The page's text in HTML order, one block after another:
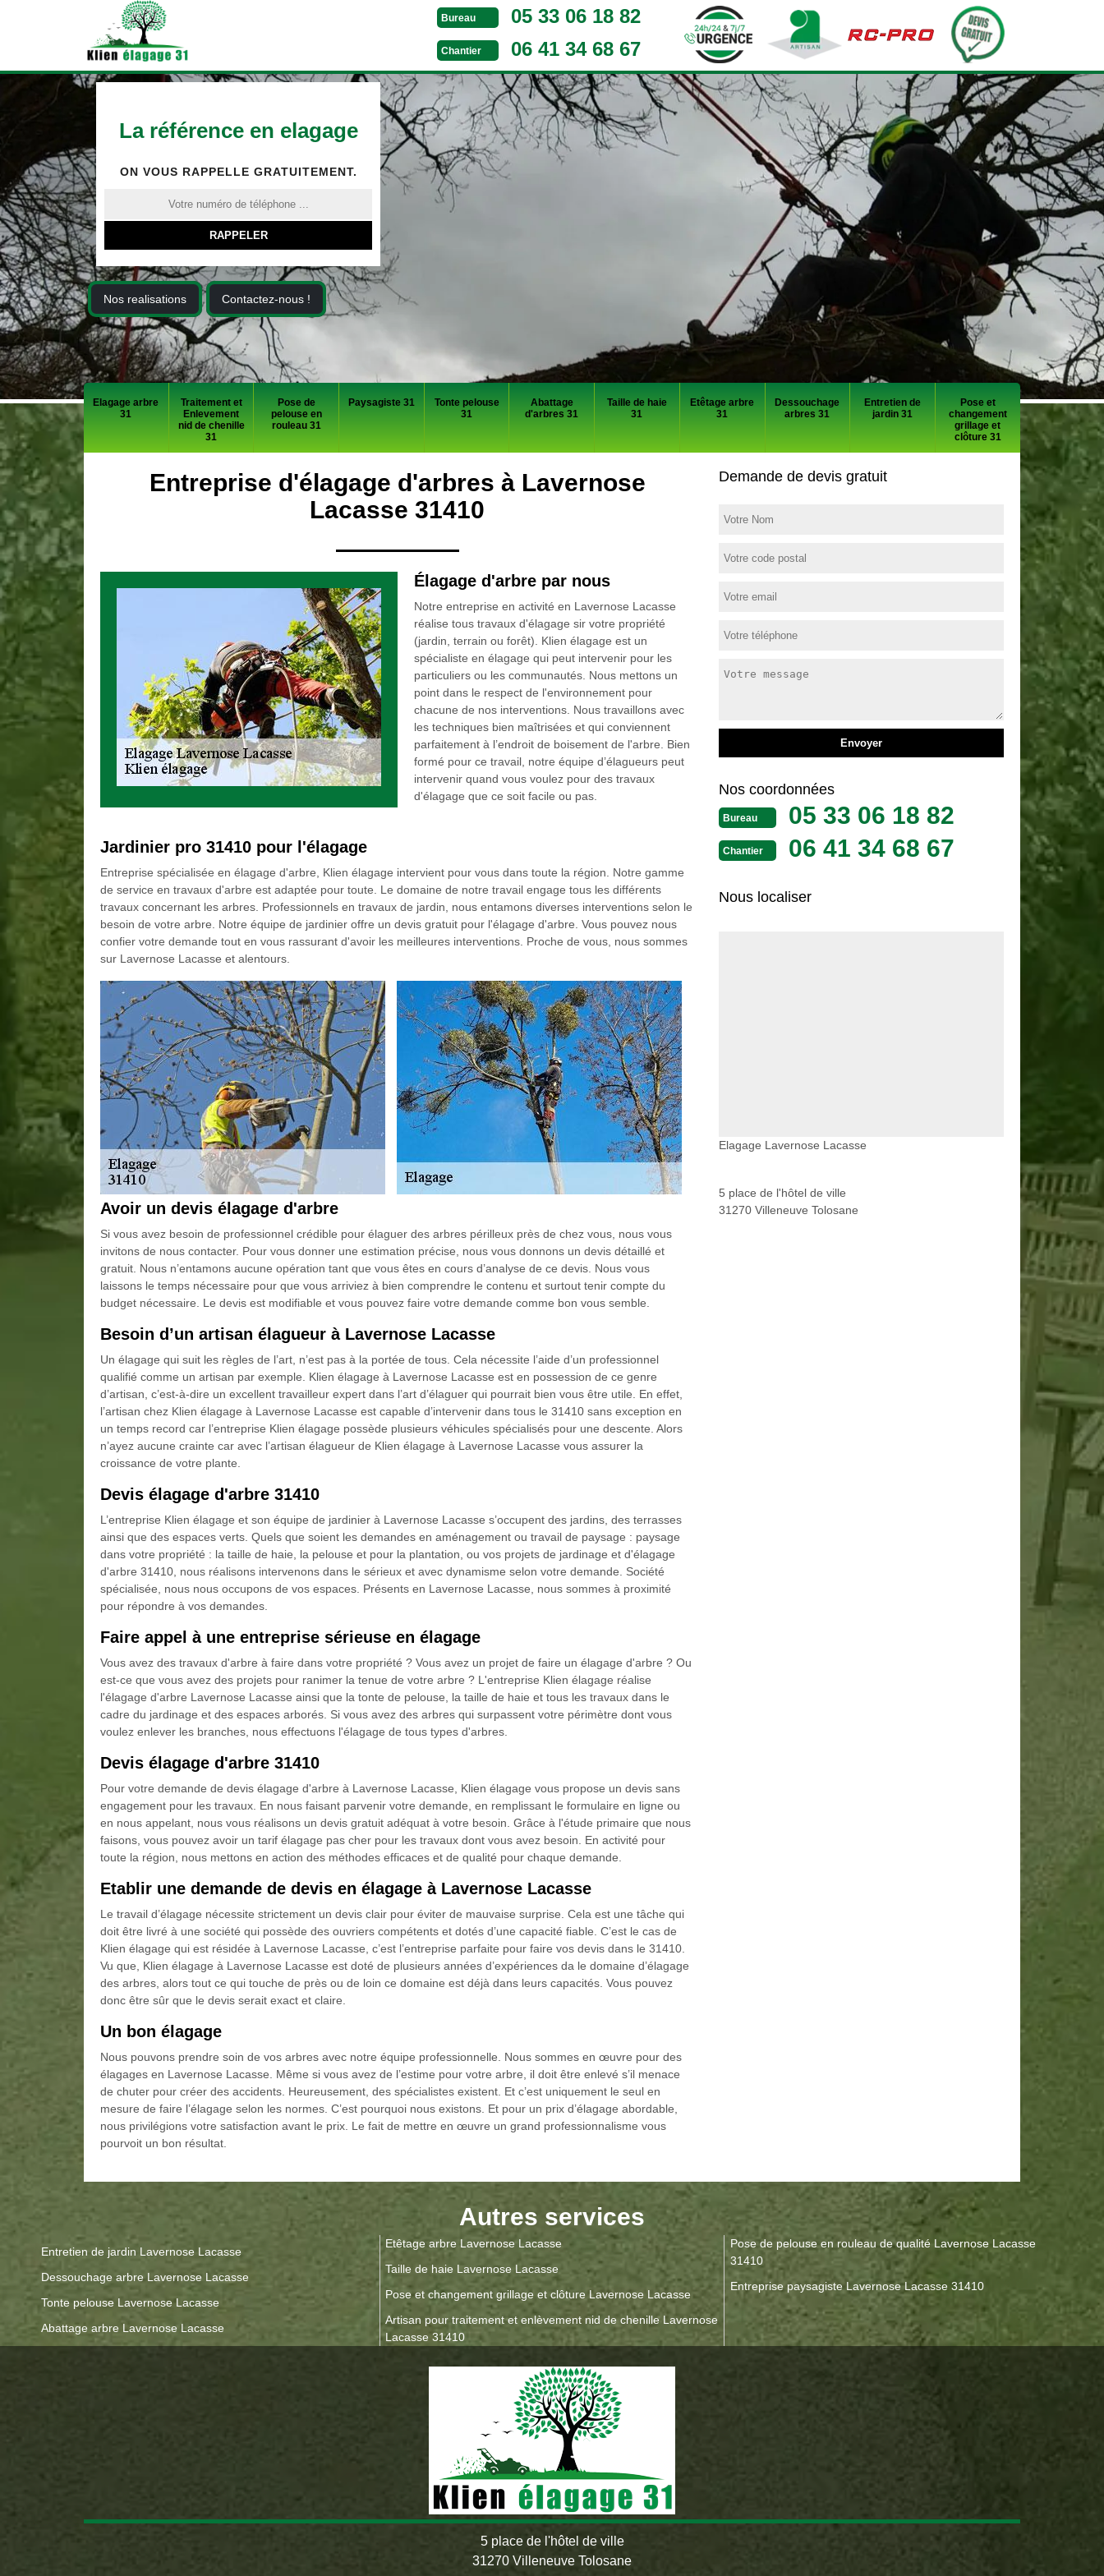
Bureau 05 33 06 18 82
Chantier 06 41 34 68 67
La référence en elagage
ON VOUS RAPPELLE GRATUITEMENT.
Nos realisations Contactez-nous !
Elagage arbre
31
Traitement et
Enlevement
nid de chenille
31
Pose de
pelouse en
rouleau 31
Paysagiste 31
Tonte pelouse
31
Abattage
d'arbres 31
Taille de haie
31
Etêtage arbre
31
Dessouchage
arbres 31
Entretien de
jardin 31
Pose et
changement
grillage et
clôture 31
Entreprise d'élagage d'arbres à Lavernose
Lacasse 31410
Élagage d'arbre par nous
Notre entreprise en activité en Lavernose Lacasse
réalise tous travaux d'élagage sir votre propriété
(jardin, terrain ou forêt). Klien élagage est un
spécialiste en élagage qui peut intervenir pour les
particuliers ou les communautés. Nous mettons un
point dans le respect de l'environnement pour
chacune de nos interventions. Nous travaillons avec
les techniques bien maîtrisées et qui conviennent
parfaitement à l’endroit de boisement de l'arbre. Bien
formé pour ce travail, notre équipe d’élagueurs peut
intervenir quand vous voulez pour des travaux
d'élagage que ce soit facile ou pas.
Jardinier pro 31410 pour l'élagage
Entreprise spécialisée en élagage d'arbre, Klien élagage intervient pour vous dans toute la région. Notre gamme
de service en travaux d'arbre est adaptée pour toute. Le domaine de notre travail engage tous les différents
travaux concernant les arbres. Professionnels en travaux de jardin, nous entamons diverses interventions selon le
besoin de votre arbre. Notre équipe de jardinier offre un devis gratuit pour l'élagage d'arbre. Vous pouvez nous
confier votre demande tout en vous rassurant d'avoir les meilleures interventions. Proche de vous, nous sommes
sur Lavernose Lacasse et alentours.
Avoir un devis élagage d'arbre
Si vous avez besoin de professionnel crédible pour élaguer des arbres périlleux près de chez vous, nous vous
invitons de nous contacter. Pour vous donner une estimation précise, nous vous donnons un devis détaillé et
gratuit. Nous n’entamons aucune opération tant que vous êtes en cours d’analyse de ce devis. Nous vous
laissons le temps nécessaire pour que vous arriviez à bien comprendre le contenu et surtout tenir compte du
budget nécessaire. Le devis est modifiable et vous pouvez faire votre demande comme bon vous semble.
Besoin d’un artisan élagueur à Lavernose Lacasse
Un élagage qui suit les règles de l’art, n’est pas à la portée de tous. Cela nécessite l’aide d’un professionnel
qualifié comme un artisan par exemple. Klien élagage à Lavernose Lacasse est en possession de ce genre
d’artisan, c’est-à-dire un excellent travailleur expert dans l’art d’élaguer qui pourrait bien vous être utile. En effet,
l’artisan chez Klien élagage à Lavernose Lacasse est capable d’intervenir dans tous le 31410 sans exception en
un temps record car l’entreprise Klien élagage possède plusieurs véhicules spécialisés pour une descente. Alors
n’ayez aucune crainte car avec l’artisan élagueur de Klien élagage à Lavernose Lacasse vous assurer la
croissance de votre plante.
Devis élagage d'arbre 31410
L’entreprise Klien élagage et son équipe de jardinier à Lavernose Lacasse s’occupent des jardins, des terrasses
ainsi que des espaces verts. Quels que soient les demandes en aménagement ou travail de paysage : paysage
dans votre propriété : la taille de haie, la pelouse et pour la plantation, ou vos projets de jardinage et d'élagage
d'arbre 31410, nous réalisons intervenons dans le sérieux et avec dynamisme selon votre demande. Société
spécialisée, nous nous occupons de vos espaces. Présents en Lavernose Lacasse, nous sommes à proximité
pour répondre à vos demandes.
Faire appel à une entreprise sérieuse en élagage
Vous avez des travaux d'arbre à faire dans votre propriété ? Vous avez un projet de faire un élagage d'arbre ? Ou
est-ce que vous avez des projets pour ranimer la tenue de votre arbre ? L'entreprise Klien élagage réalise
l'élagage d'arbre Lavernose Lacasse ainsi que la tonte de pelouse, la taille de haie et tous les travaux dans le
cadre du jardinage et des espaces arborés. Si vous avez des arbres qui surpassent votre périmètre dont vous
voulez enlever les branches, nous effectuons l'élagage de tous types d'arbres.
Devis élagage d'arbre 31410
Pour votre demande de devis élagage d'arbre à Lavernose Lacasse, Klien élagage vous propose un devis sans
engagement pour les travaux. En nous faisant parvenir votre demande, en remplissant le formulaire en ligne ou
en nous appelant, nous vous réalisons un devis gratuit adéquat à votre besoin. Grâce à l'étude primaire que nous
faisons, vous pouvez avoir un tarif élagage pas cher pour les travaux dont vous avez besoin. En activité pour
toute la région, nous mettons en action des méthodes efficaces et de qualité pour chaque demande.
Etablir une demande de devis en élagage à Lavernose Lacasse
Le travail d’élagage nécessite strictement un devis clair pour éviter de mauvaise surprise. Cela est une tâche qui
doit être livré à une société qui possède des ouvriers compétents et dotés d’une capacité fiable. C’est le cas de
Klien élagage qui est résidée à Lavernose Lacasse, c’est l’entreprise parfaite pour faire vos devis dans le 31410.
Vu que, Klien élagage à Lavernose Lacasse est doté de plusieurs années d’expériences da le domaine d’élagage
des arbres, alors tout ce qui touche de près ou de loin ce domaine est déjà dans leurs capacités. Vous pouvez
donc être sûr que le devis serait exact et claire.
Un bon élagage
Nous pouvons prendre soin de vos arbres avec notre équipe professionnelle. Nous sommes en œuvre pour des
élagages en Lavernose Lacasse. Même si vous avez de l’estime pour votre arbre, il doit être enlevé s’il menace
de chuter pour créer des accidents. Heureusement, des spécialistes existent. Et c’est uniquement le seul en
mesure de faire l’élagage selon les normes. C’est pourquoi nous existons. Et pour un prix d’élagage abordable,
nous privilégions votre satisfaction avant le prix. Le fait de mettre en œuvre un grand professionnalisme vous
pourvoit un bon résultat.
Demande de devis gratuit
Nos coordonnées
Bureau 05 33 06 18 82
Chantier 06 41 34 68 67
Nous localiser
Elagage Lavernose Lacasse
5 place de l'hôtel de ville
31270 Villeneuve Tolosane
Autres services
Entretien de jardin Lavernose Lacasse
Dessouchage arbre Lavernose Lacasse
Tonte pelouse Lavernose Lacasse
Abattage arbre Lavernose Lacasse
Etêtage arbre Lavernose Lacasse
Taille de haie Lavernose Lacasse
Pose et changement grillage et clôture Lavernose Lacasse
Artisan pour traitement et enlèvement nid de chenille Lavernose
Lacasse 31410
Pose de pelouse en rouleau de qualité Lavernose Lacasse
31410
Entreprise paysagiste Lavernose Lacasse 31410
5 place de l'hôtel de ville
31270 Villeneuve Tolosane